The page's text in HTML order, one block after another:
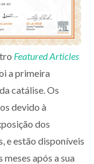
Featured Articles
a primeira
catálise. Os
devido à
dos
e estão disponíveis
após a sua